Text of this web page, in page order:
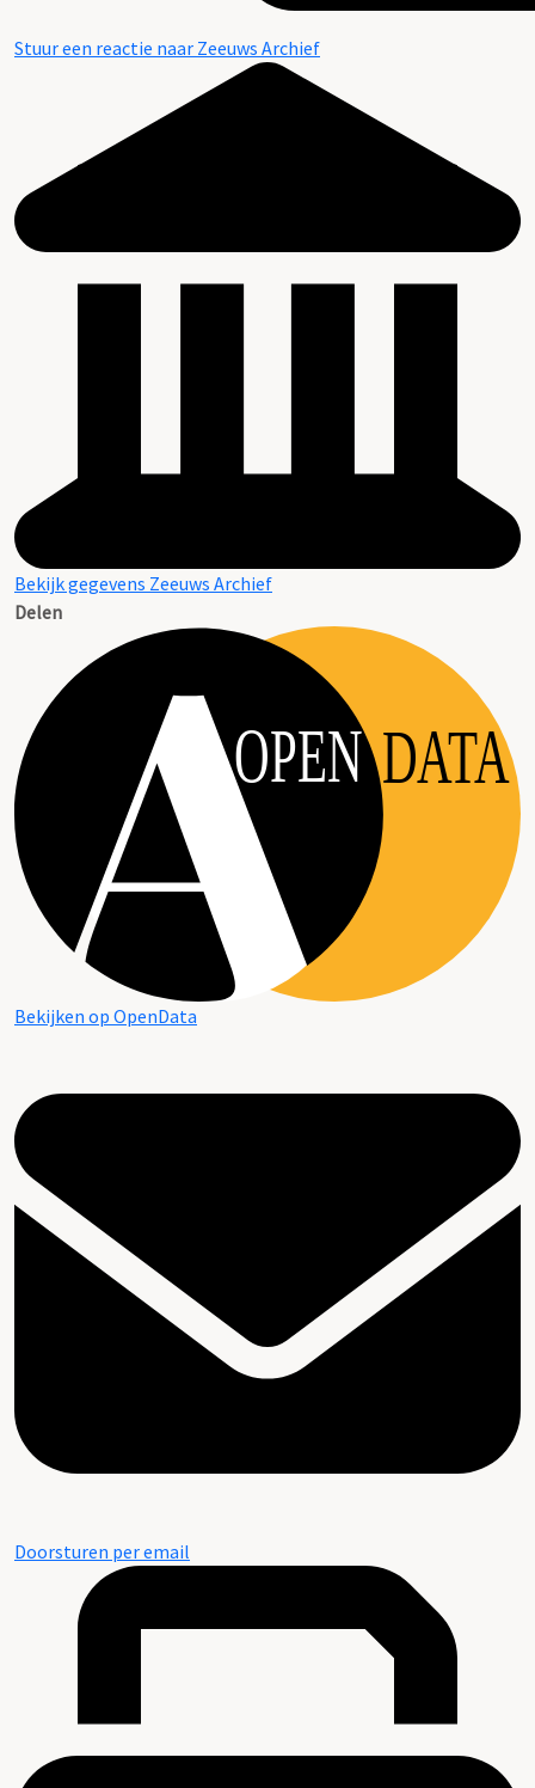
Stuur een reactie naar Zeeuws Archief
Bekijk gegevens Zeeuws Archief
Delen
OPEN DATA
Bekijken op OpenData
Doorsturen per email